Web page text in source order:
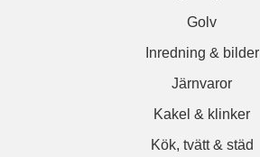
Golv
Inredning & bilder
Järnvaror
Kakel & klinker
Kök, tvätt & städ